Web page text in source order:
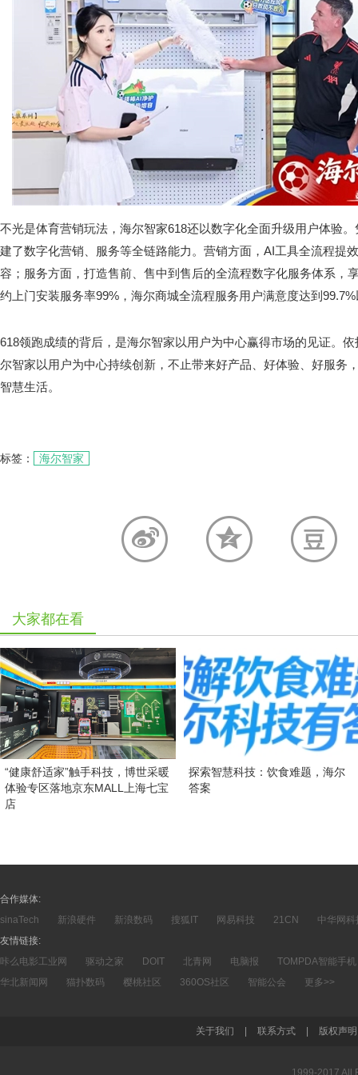
不光是体育营销玩法，海尔智家618还以数字化全面升级用户体验
建了数字化营销、服务等全链路能力。营销方面，AI工具全流程提
容；服务方面，打造售前、售中到售后的全流程数字化服务体系，
约上门安装服务率99%，海尔商城全流程服务用户满意度达到
618领跑成绩的背后，是海尔智家以用户为中心赢得市场的见证。
尔智家以用户为中心持续创新，不止带来好产品、好体验、好服务
智慧生活。
标签： 海尔智家
大家都在看
“健康舒适家”触手科技，博世采暖
体验专区落地京东MALL上海七宝
店
探索智慧科技：饮食难题，海尔
答案
合作媒体:
sinaTech
新浪硬件 新浪数码 搜狐IT 网易科技 21CN
中华网科
友情链接:
咔么电影工业网
驱动之家 DOIT 北青网 电脑报
TOMPDA智能手机
华北新闻网
猫扑数码 樱桃社区 360OS社区 智能公会 更多>>
关于我们 联系方式 版权声明
1999-2017 All